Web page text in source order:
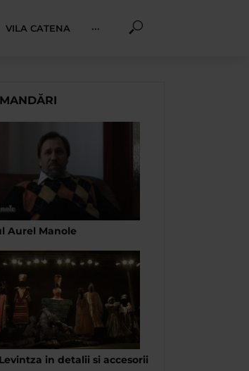
VILA CATENA ···
Aurel Manole
in detalii si accesorii